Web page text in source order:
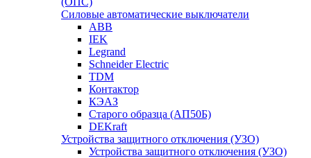
Силовые автоматические выключатели
ABB
IEK
Legrand
Schneider Electric
TDM
Контактор
КЭАЗ
Старого образца (АП50Б)
DEKraft
Устройства защитного отключения (УЗО)
Устройства защитного отключения (УЗО)